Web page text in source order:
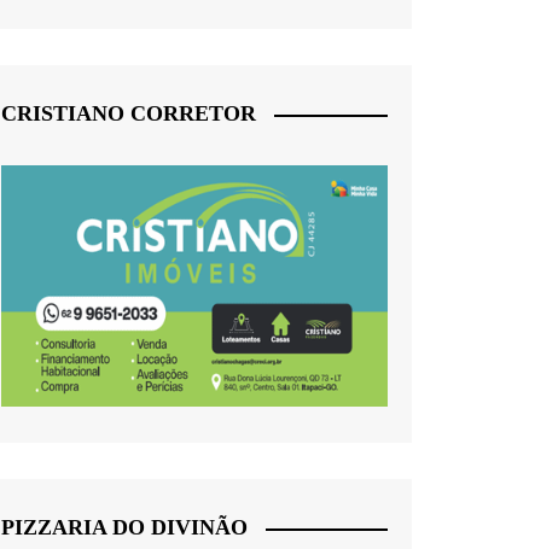
CRISTIANO CORRETOR
PIZZARIA DO DIVINÃO